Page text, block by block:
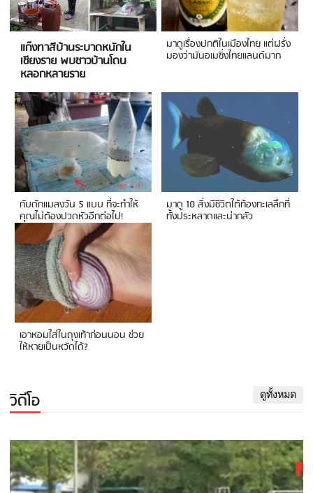
แก๊งทาสีบ้านระบาดหนักใน
เชียงราย พบชาวบ้านโดน
หลอกหลายราย
มาดูเรื่องปกติในเมืองไทย แต่ฝรั่ง
มองว่ามันอเมซิ่งไทยแลนด์มาก
กับดักแมลงวัน 5 แบบ ที่จะทำให้
คุณไม่ต้องปวดหัวอีกต่อไป!
มาดู 10 สิ่งมีชีวิตใต้ท้องทะเลลึกที่
ทั้งประหลาดและน่ากลัว
เอาหอมใส่ในถุงเท้าก่อนนอน ช่วย
ให้หายเป็นหวัดได้?
วิดีโอ ดูทั้งหมด